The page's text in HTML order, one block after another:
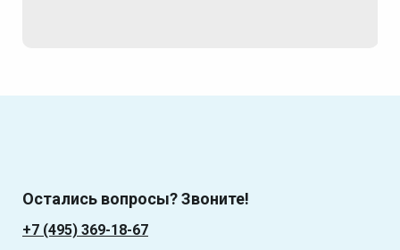
Остались вопросы? Звоните!
+7 (495) 369-18-67